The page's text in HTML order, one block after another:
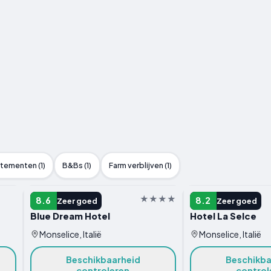
(1) B&Bs (1) Farm verblijven (1)
8.6 Zeer goed
HOTEL
Blue Dream Hotel
Monselice, Italië
Beschikbaarheid
8.2 Zeer goed
HOTEL
Hotel La Selce
Monselice, Italië